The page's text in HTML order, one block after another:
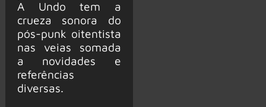
A Undo tem a
crueza sonora do
pós-punk oitentista
nas veias somada
a novidades e
referências
diversas.